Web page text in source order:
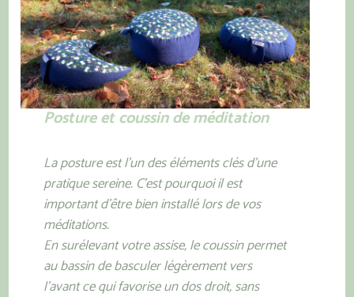
Posture et coussin de méditation
La posture est l’un des éléments clés d’une
pratique sereine. C’est pourquoi il est
important d’être bien installé lors de vos
méditations.
En surélevant votre assise, le coussin permet
au bassin de basculer légèrement vers
l’avant ce qui favorise un dos droit, sans